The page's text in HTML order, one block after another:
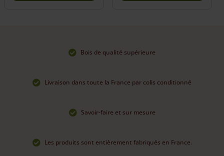
Bois de qualité supérieure
Livraison dans toute la France par colis conditionné
Savoir-faire et sur mesure
Les produits sont entièrement fabriqués en France.